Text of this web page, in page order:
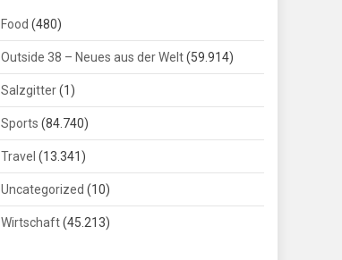
Food (480)
Outside 38 – Neues aus der Welt(59.914)
Salzgitter(1)
Sports (84.740)
Travel (13.341)
Uncategorized (10)
Wirtschaft(45.213)